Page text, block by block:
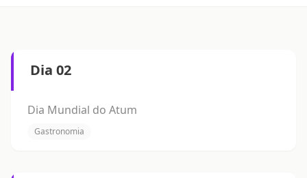
Dia 02
Dia Mundial do Atum
Gastronomia